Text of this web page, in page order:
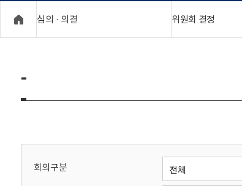
보
보
위
회
심의 · 의결 위원회 결정
-
회의구분